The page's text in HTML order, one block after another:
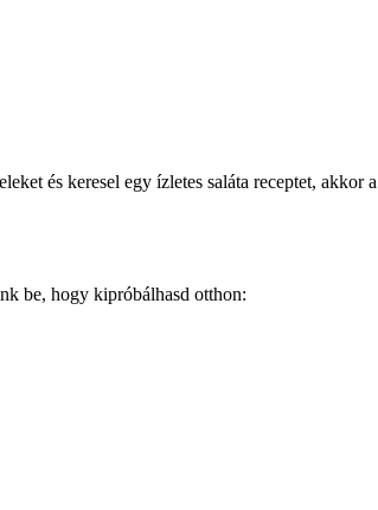
és keresel egy ízletes saláta receptet, akkor
be, hogy kipróbálhasd otthon: